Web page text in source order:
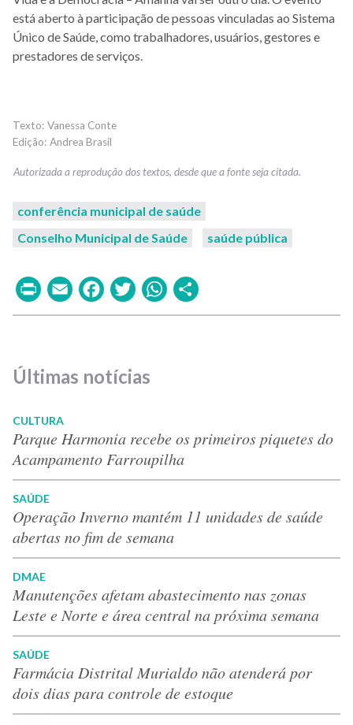
está aberto à participação de pessoas vinculadas ao Sistema
Único de Saúde, como trabalhadores, usuários, gestores e
prestadores de serviços.
Vanessa Conte
Andrea Brasil
conferência municipal de saúde
Conselho Municipal de Saúde
saúde pública
PrintEmailFacebook
TwitterWhatsApp
Últimas notícias
CULTURA
Parque Harmonia recebe os primeiros piquetes do
Acampamento Farroupilha
SAÚDE
Operação Inverno mantém 11 unidades de saúde
abertas no fim de semana
DMAE
Manutenções afetam abastecimento nas zonas
Leste e Norte e área central na próxima semana
SAÚDE
Farmácia Distrital Murialdo não atenderá por
dois dias para controle de estoque